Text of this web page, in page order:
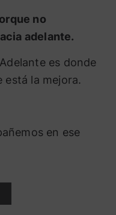
no
adelante.
es donde
está la mejora.
en ese